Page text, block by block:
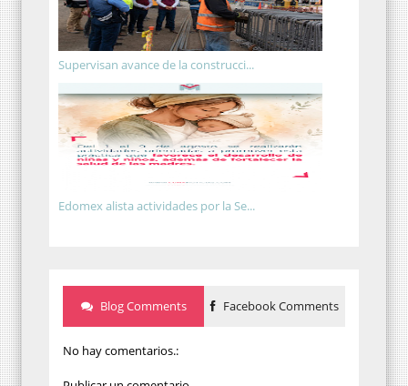
Supervisan avance de la construcci...
Edomex alista actividades por la Se...
Blog Comments Facebook Comments
No hay comentarios.: